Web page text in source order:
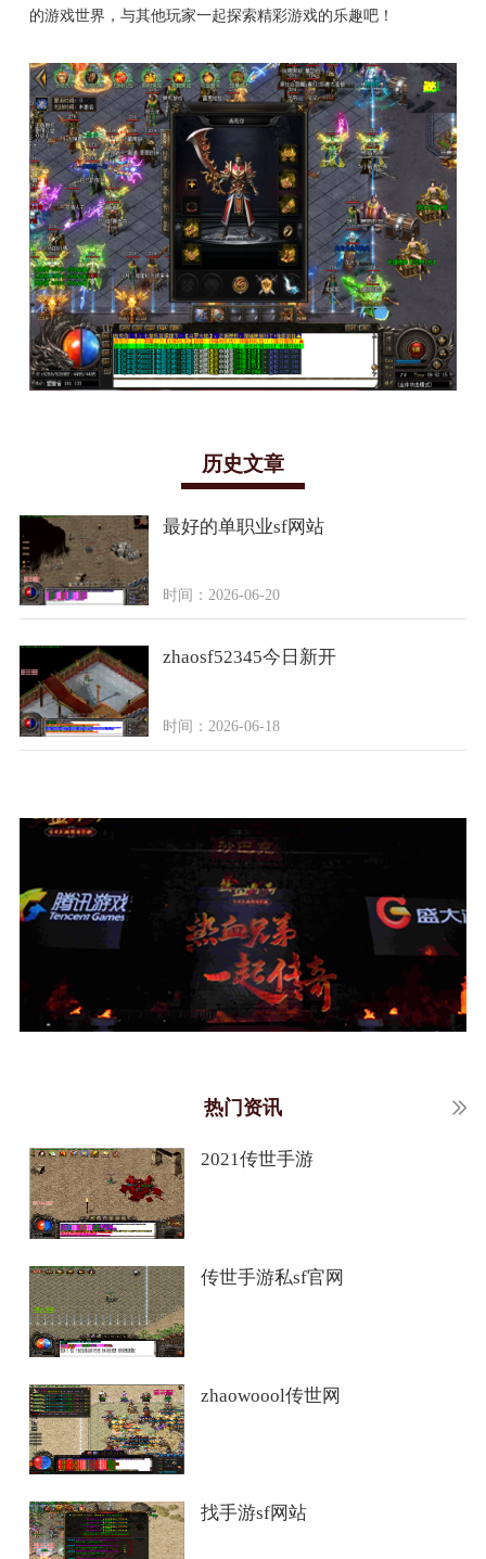
的游戏世界，与其他玩家一起探索精彩游戏的乐趣吧！
历史文章
最好的单职业sf网站
时间：2026-06-20
zhaosf52345今日新开
时间：2026-06-18
热门资讯
2021传世手游
传世手游私sf官网
zhaowoool传世网
找手游sf网站